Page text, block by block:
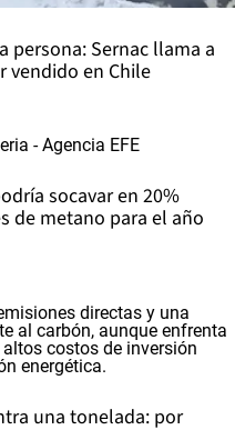
persona: Sernac llama a
vendido en Chile
socavar en 20%
de metano para el año
una tonelada: por